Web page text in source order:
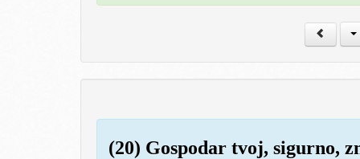
(20) Gospodar tvoj, sigurno,